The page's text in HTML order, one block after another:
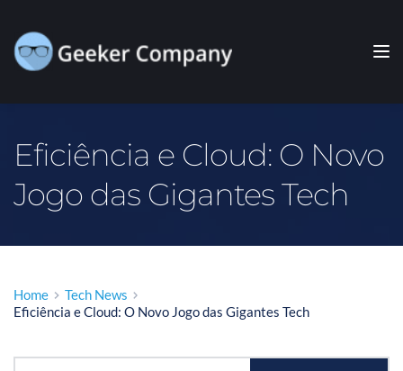
Eficiência e Cloud: O Novo
Jogo das Gigantes Tech
Home
Tech News
Eficiência e Cloud: O Novo Jogo das Gigantes Tech